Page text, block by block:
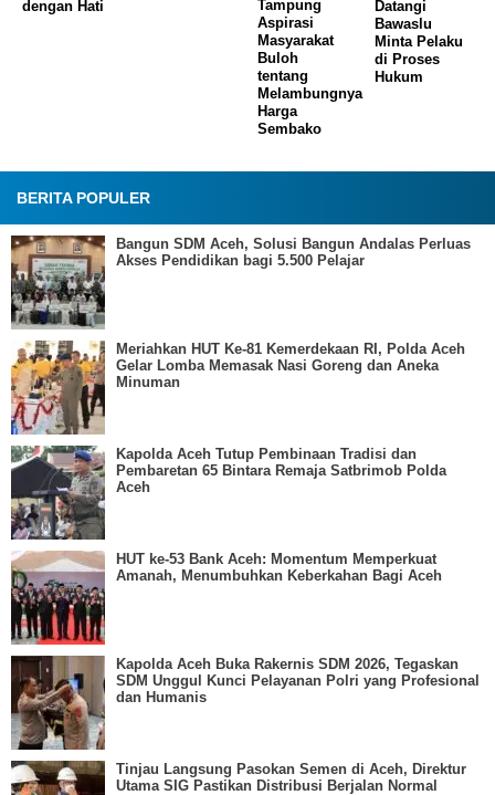
dengan Hati
Tampung
Aspirasi
Masyarakat
Buloh
tentang
Melambungnya
Harga
Sembako
Datangi
Bawaslu
Minta Pelaku
di Proses
Hukum
BERITA POPULER
Bangun SDM Aceh, Solusi Bangun Andalas Perluas
Akses Pendidikan bagi 5.500 Pelajar
Meriahkan HUT Ke-81 Kemerdekaan RI, Polda Aceh
Gelar Lomba Memasak Nasi Goreng dan Aneka
Minuman
Kapolda Aceh Tutup Pembinaan Tradisi dan
Pembaretan 65 Bintara Remaja Satbrimob Polda
Aceh
HUT ke-53 Bank Aceh: Momentum Memperkuat
Amanah, Menumbuhkan Keberkahan Bagi Aceh
Kapolda Aceh Buka Rakernis SDM 2026, Tegaskan
SDM Unggul Kunci Pelayanan Polri yang Profesional
dan Humanis
Tinjau Langsung Pasokan Semen di Aceh, Direktur
Utama SIG Pastikan Distribusi Berjalan Normal